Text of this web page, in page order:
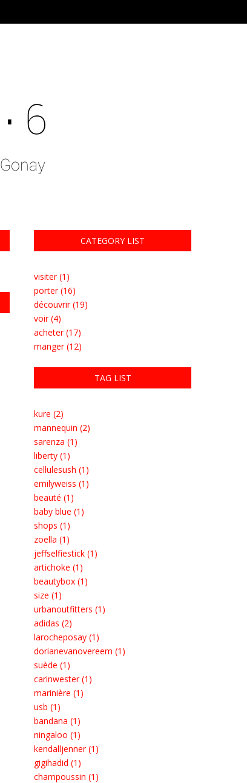
CATEGORY LIST
visiter (1)
porter (16)
découvrir (19)
voir (4)
acheter (17)
manger (12)
TAG LIST
kure (2)
mannequin (2)
sarenza (1)
liberty (1)
cellulesush (1)
emilyweiss (1)
beauté (1)
baby blue (1)
shops (1)
zoella (1)
jeffselfiestick (1)
artichoke (1)
beautybox (1)
size (1)
urbanoutfitters (1)
adidas (2)
larocheposay (1)
dorianevanovereem (1)
suède (1)
carinwester (1)
marinière (1)
usb (1)
bandana (1)
ningaloo (1)
kendalljenner (1)
gigihadid (1)
champoussin (1)